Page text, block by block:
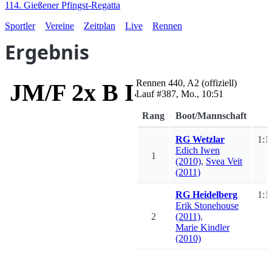
114. Gießener Pfingst-Regatta
Sportler
Vereine Zeitplan Live Rennen
Ergebnis
JM/F 2x B I-III
Rennen 440, A2 (offiziell)
Lauf #387, Mo., 10:51
Rang Boot/Mannschaft
1
RG Wetzlar
Edich Iwen
(2010), Svea Veit
(2011)
2
RG Heidelberg
Erik Stonehouse
(2011),
Marie Kindler
(2010)